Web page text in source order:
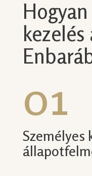
kezelés
01
Személyes